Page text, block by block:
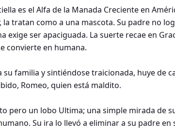
es el Alfa de la Manada Creciente en
la tratan como a una mascota. Su padre no
exige ser apaciguada. La suerte recae en
convierte en humana.
su familia y sintiéndose traicionada, huye de
Romeo, quien está maldito.
pero un lobo Ultima; una simple mirada de
Su ira lo llevó a eliminar a su padre